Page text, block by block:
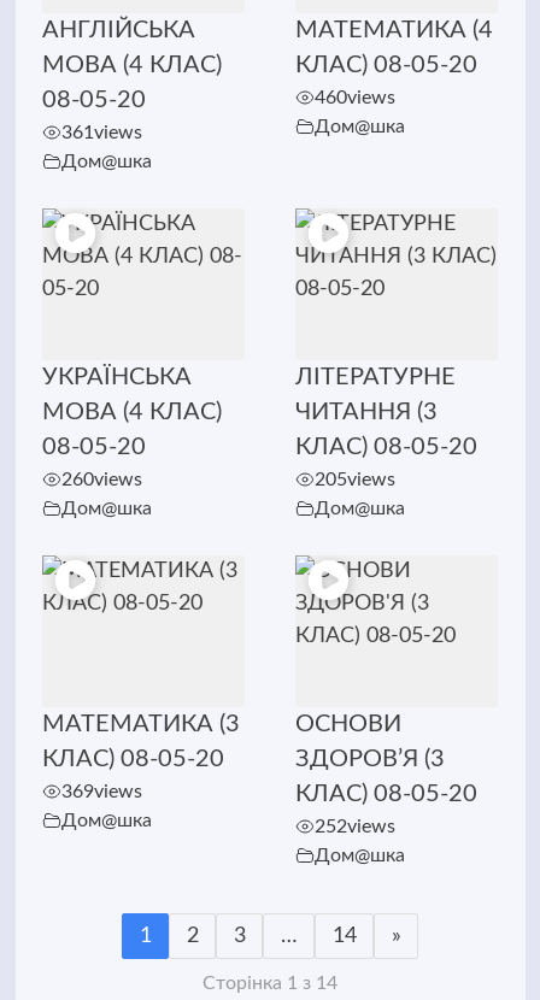
АНГЛІЙСЬКА
МОВА (4 КЛАС)
08-05-20
361 views
Дом@шка
МАТЕМАТИКА (4
КЛАС) 08-05-20
460views
Дом@шка
УКРАЇНСЬКА
МОВА (4 КЛАС)
08-05-20
260views
Дом@шка
ЛІТЕРАТУРНЕ
ЧИТАННЯ (3
КЛАС) 08-05-20
205views
Дом@шка
МАТЕМАТИКА (3
КЛАС) 08-05-20
369views
Дом@шка
ОСНОВИ
ЗДОРОВ’Я (3
КЛАС) 08-05-20
252views
Дом@шка
1 2 3 … 14 »
Сторінка 1 з 14